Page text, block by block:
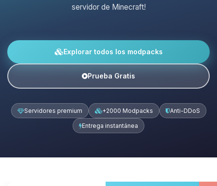
servidor de Minecraft!
Explorar todos los modpacks
Prueba Gratis
Servidores premium +2000 Modpacks Anti-DDoS
Entrega instantánea